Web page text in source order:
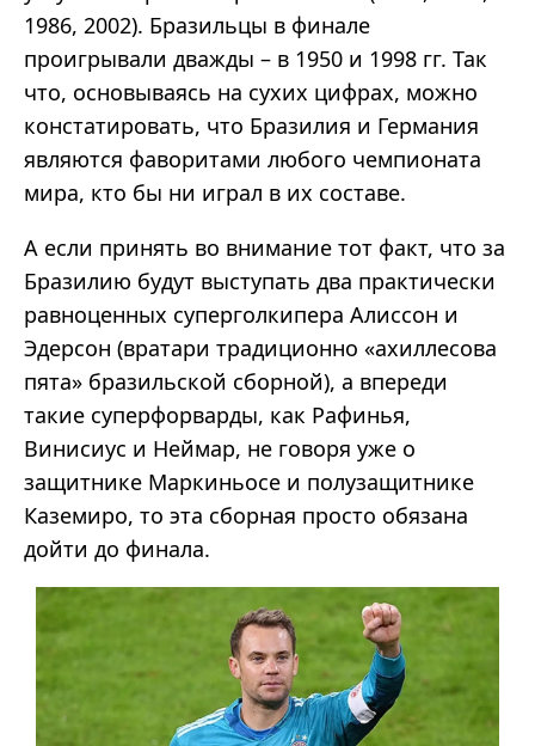
1986, 2002). Бразильцы в финале
проигрывали дважды – в 1950 и 1998 гг. Так
что, основываясь на сухих цифрах, можно
констатировать, что Бразилия и Германия
являются фаворитами любого чемпионата
мира, кто бы ни играл в их составе.
А если принять во внимание тот факт, что за
Бразилию будут выступать два практически
равноценных суперголкипера Алиссон и
Эдерсон (вратари традиционно «ахиллесова
пята» бразильской сборной), а впереди
такие суперфорварды, как Рафинья,
Винисиус и Неймар, не говоря уже о
защитнике Маркиньосе и полузащитнике
Каземиро, то эта сборная просто обязана
дойти до финала.